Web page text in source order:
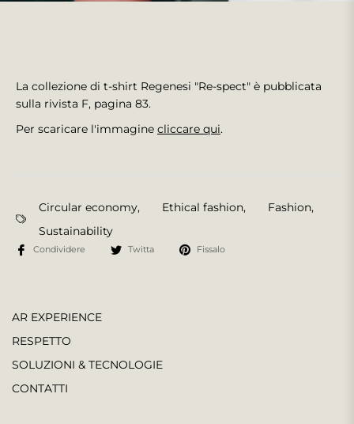
La collezione di t-shirt Regenesi "Re-spect" è pubblicata
sulla rivista F, pagina 83.
Per scaricare l'immagine cliccare qui.
Circular economy, Ethical fashion, Fashion,
Sustainability
Condividere Twitta Fissalo
AR EXPERIENCE
RESPETTO
SOLUZIONI & TECNOLOGIE
CONTATTI